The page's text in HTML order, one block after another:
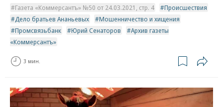
Газета «Коммерсантъ» №50 от 24.03.2021, стр. 4
Происшествия
Дело братьев Ананьевых
Мошенничество и хищения
Промсвязьбанк
Юрий Сенаторов
Архив газеты
«Коммерсантъ»
3 мин.